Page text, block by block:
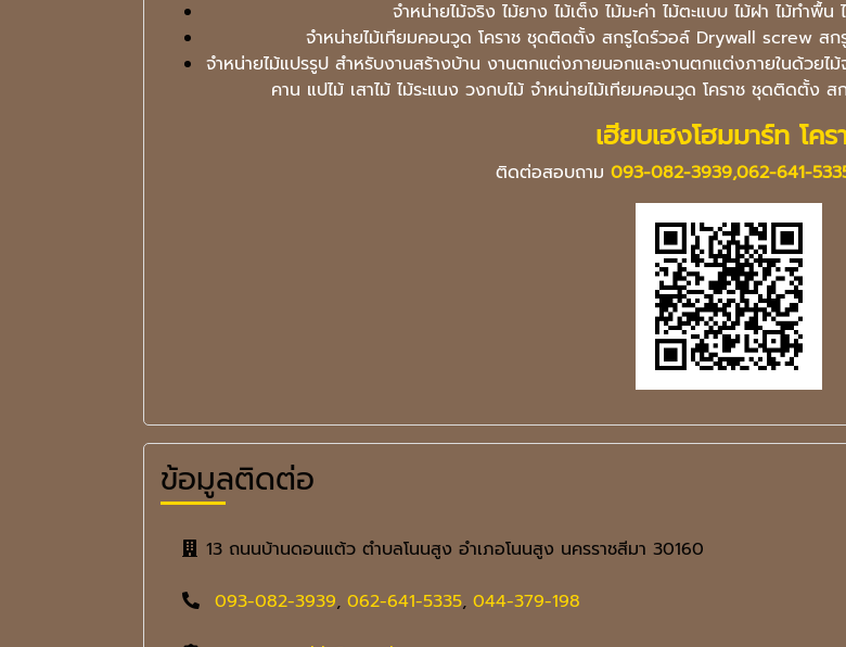
จำหน่ายไม้จริง ไม้ยาง ไม้เต็ง ไม้มะค่า ไม้ตะแบบ ไม้ฝา ไม้ทำพื้น
จำหน่ายไม้เทียมคอนวูด โคราช ชุดติดตั้ง สกรูไดร์วอล์ Drywall screw สกรู
จำหน่ายไม้แปรรูป สำหรับงานสร้างบ้าน งานตกแต่งภายนอกและงานตกแต่งภายในด้วยไม้
คาน แปไม้ เสาไม้ ไม้ระแนง วงกบไม้ จำหน่ายไม้เทียมคอนวูด โคราช ชุดติดตั้ง
เฮียบเฮงโฮมมาร์ท โคร
ติดต่อสอบถาม 093-082-3939,062-641-
ข้อมูลติดต่อ
13 ถนนบ้านดอนแต้ว ตำบลโนนสูง อำเภอโนนสูง นครราชสีมา 30160
093-082-3939, 062-641-5335, 044-379-198